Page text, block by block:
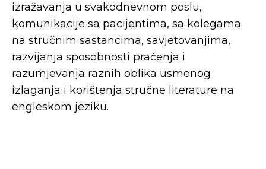
izražavanja u svakodnevnom poslu,
komunikacije sa pacijentima, sa kolegama
na stručnim sastancima, savjetovanjima,
razvijanja sposobnosti praćenja i
razumjevanja raznih oblika usmenog
izlaganja i korištenja stručne literature na
engleskom jeziku.